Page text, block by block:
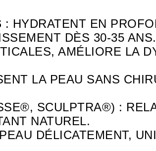
: HYDRATENT EN
DÈS 30-35 ANS.
AMÉLIORE LA
LA PEAU SANS
SCULPTRA®) :
NATUREL.
DÉLICATEMENT,